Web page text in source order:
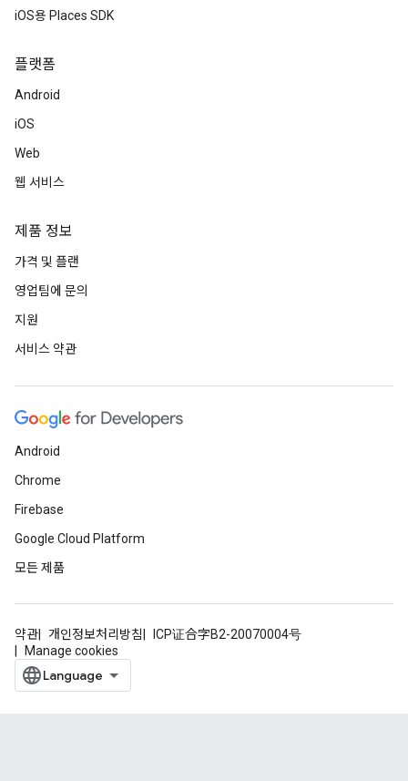
iOS용 Places SDK
플랫폼
Android
iOS
Web
웹 서비스
제품 정보
가격 및 플랜
영업팀에 문의
지원
서비스 약관
Android
Chrome
Firebase
Google Cloud Platform
모든 제품
약관 개인정보처리방침
ICP证合字B2-20070004号
Manage cookies